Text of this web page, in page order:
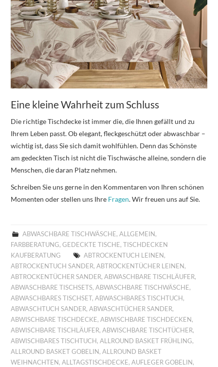
Eine kleine Wahrheit zum Schluss
Die richtige Tischdecke ist immer die, die Ihnen gefällt und zu
Ihrem Leben passt. Ob elegant, fleckgeschützt oder abwaschbar –
wichtig ist, dass Sie sich damit wohlfühlen. Denn das Schönste
am gedeckten Tisch ist nicht die Tischwäsche alleine, sondern die
Menschen, die daran Platz nehmen.
Schreiben Sie uns gerne in den Kommentaren von Ihren schönen
Momenten oder stellen uns Ihre Fragen. Wir freuen uns auf Sie.
ABWASCHBARE TISCHWÄSCHE, ALLGEMEIN ,
FARBBERATUNG,GEDECKTE TISCHE,TISCHDECKEN
KAUFBERATUNG
ABTROCKENTUCH LEINEN ,
ABTROCKENTUCH SANDER,ABTROCKENTÜCHER LEINEN ,
ABTROCKENTÜCHER SANDER,ABWASCHBARE TISCHLÄUFER,
ABWASCHBARE TISCHSETS,ABWASCHBARE TISCHWÄSCHE,
ABWASCHBARES TISCHSET,ABWASCHBARES TISCHTUCH ,
ABWASCHTUCH SANDER,ABWASCHTÜCHER SANDER,
ABWISCHBARE TISCHDECKE,ABWISCHBARE TISCHDECKEN ,
ABWISCHBARE TISCHLÄUFER,ABWISCHBARE TISCHTÜCHER,
ABWISCHBARES TISCHTUCH ,ALLROUND BASKET FRÜHLING,
ALLROUND BASKET GOBELIN ,ALLROUND BASKET
WEIHNACHTEN ,ALLTAGSTISCHDECKE,AUFLEGER GOBELIN ,